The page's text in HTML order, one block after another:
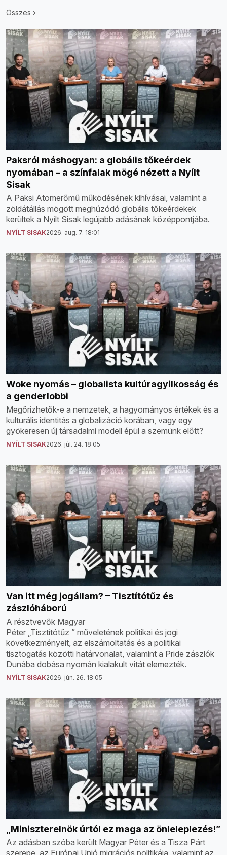
Összes
Paksról máshogyan: a globális tőkeérdek
nyomában – a színfalak mögé nézett a Nyílt
Sisak
A Paksi Atomerőmű működésének kihívásai, valamint a
zöldátállás mögött meghúzódó globális tőkeérdekek
kerültek a Nyílt Sisak legújabb adásának középpontjába.
NYÍLT SISAK2026. aug. 7. 18:01
Woke nyomás – globalista kultúragyilkosság és
a genderlobbi
Megőrizhetők-e a nemzetek, a hagyományos értékek és a
kulturális identitás a globalizáció korában, vagy egy
gyökeresen új társadalmi modell épül a szemünk előtt?
NYÍLT SISAK2026. júl. 24. 18:05
Van itt még jogállam? – Tisztítótűz és
zászlóháború
A résztvevők Magyar
Péter „Tisztítótűz ” műveletének politikai és jogi
következményeit, az elszámoltatás és a politikai
tisztogatás közötti határvonalat, valamint a Pride zászlók
Dunába dobása nyomán kialakult vitát elemezték.
NYÍLT SISAK2026. jún. 26. 18:05
„Miniszterelnök úrtól ez maga az önleleplezés!”
Az adásban szóba került Magyar Péter és a Tisza Párt
szerepe, az Európai Unió migrációs politikája, valamint az